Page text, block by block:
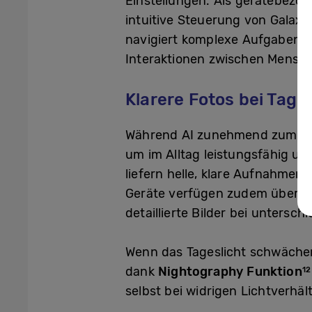
intuitive Steuerung von
navigiert komplexe Aufgaben
Interaktionen zwischen
Klarere Fotos bei Tag
Während AI zunehmend zum
um im Alltag leistungsfähig
liefern helle, klare Aufnahmen
Geräte verfügen zudem über
detaillierte Bilder bei
Wenn das Tageslicht
dank Nightography Funktion12
selbst bei widrigen